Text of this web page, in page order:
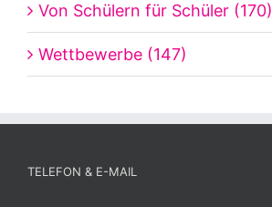
Von Schülern für Schüler (170)
Wettbewerbe (147)
TELEFON & E-MAIL